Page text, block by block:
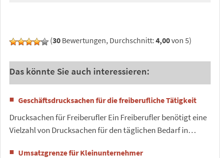
(30 Bewertungen, Durchschnitt: 4,00von 5)
Das könnte Sie auch interessieren:
Geschäftsdrucksachen für die freiberufliche Tätigkeit
Drucksachen für Freiberufler Ein Freiberufler benötigt eine
Vielzahl von Drucksachen für den täglichen Bedarf in…
Umsatzgrenze für Kleinunternehmer